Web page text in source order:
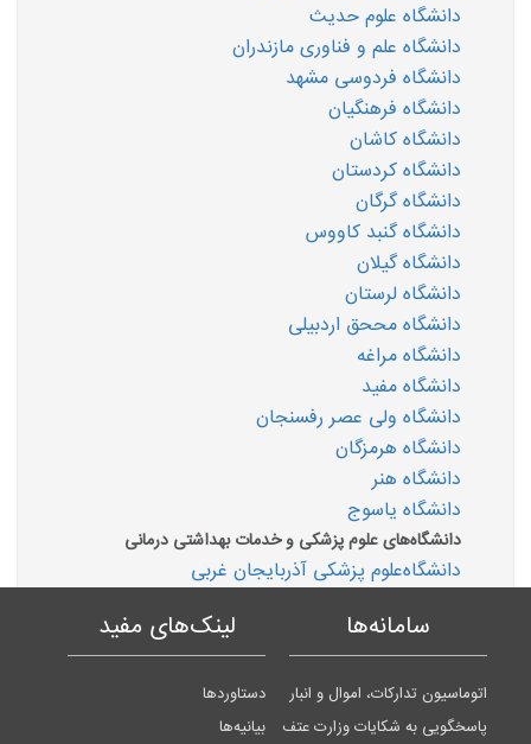
دانشگاه علوم حدیث
دانشگاه علم و فناوری مازندران
دانشگاه فردوسی مشهد
دانشگاه فرهنگیان
دانشگاه کاشان
دانشگاه کردستان
دانشگاه گرگان
دانشگاه گنبد کاووس
دانشگاه گیلان
دانشگاه لرستان
دانشگاه مححق اردبیلی
دانشگاه مراغه
دانشگاه مفید
دانشگاه ولی عصر رفسنجان
دانشگاه هرمزگان
دانشگاه هنر
دانشگاه یاسوج
دانشگاه‌های علوم پزشکی و خدمات بهداشتی درمانی
دانشگاه‌علوم پزشکی آذربایجان غربی
سامانه‌ها
اتوماسیون تدارکات، اموال و انبار
پاسخگویی به شکایات وزارت عتف
لینک‌های مفید
دستاوردها
بیانیه‌ها